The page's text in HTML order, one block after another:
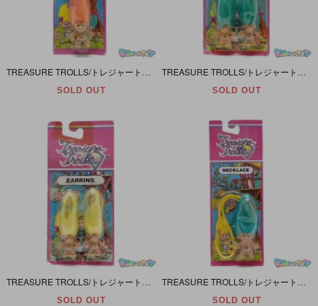
SOLD OUT SOLD OUT
SOLD OUT SOLD OUT